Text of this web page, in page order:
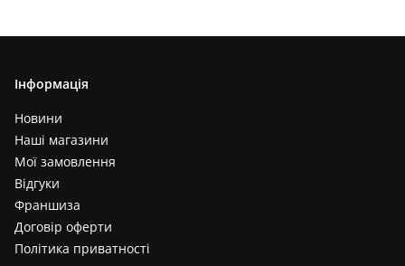
Інформація
Новини
Наші магазини
Мої замовлення
Відгуки
Франшиза
Договір оферти
Політика приватності